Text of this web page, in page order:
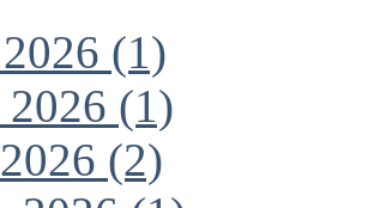
(1)
(1)
(2)